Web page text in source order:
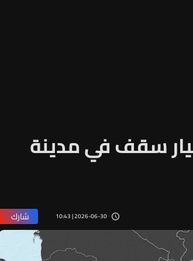
انهيار سقف في مدينة
2026-06-30 | 10:43 شارك